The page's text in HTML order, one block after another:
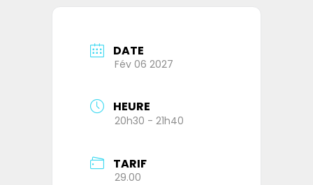
DATE
Fév 06 2027
HEURE
20h30 - 21h40
TARIF
29.00